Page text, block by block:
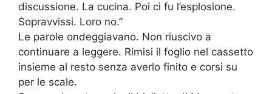
discussione. La cucina. Poi ci fu l’esplosione.
Sopravvissi. Loro no.”
Le parole ondeggiavano. Non riuscivo a
continuare a leggere. Rimisi il foglio nel cassetto
insieme al resto senza averlo finito e corsi su
per le scale.